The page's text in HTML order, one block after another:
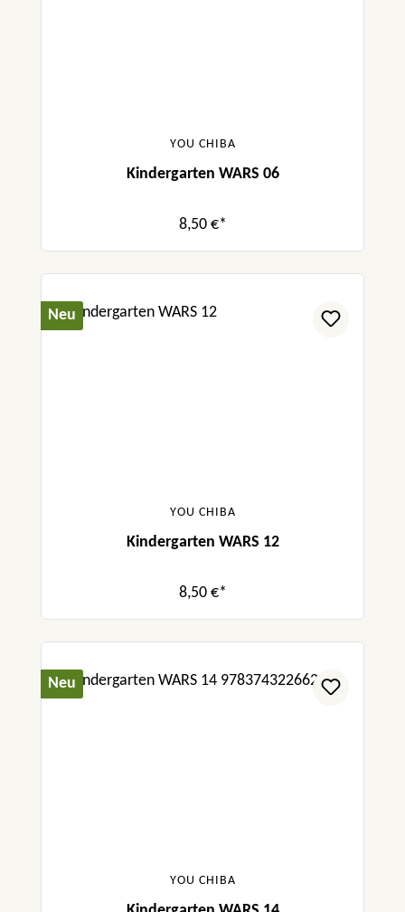
YOU CHIBA
Kindergarten WARS 06
8,50 €*
Neu
YOU CHIBA
Kindergarten WARS 12
8,50 €*
Neu
YOU CHIBA